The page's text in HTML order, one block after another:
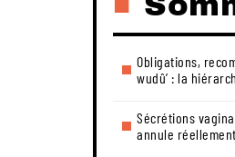
Obligations,
wudû’ : la
Sécrétions
annule